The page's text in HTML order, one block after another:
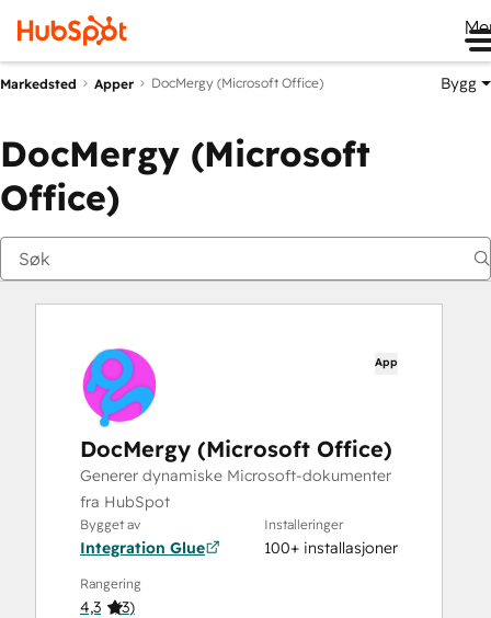
Markedsted Apper DocMergy (Microsoft Office) Bygg
DocMergy (Microsoft
Office)
App
DocMergy (Microsoft Office)
Generer dynamiske Microsoft-dokumenter
fra HubSpot
Bygget av
Integration Glue
Installeringer
100+ installasjoner
Rangering
4,3 (3)